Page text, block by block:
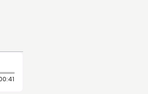
Duración: 41 segundos